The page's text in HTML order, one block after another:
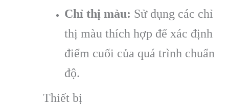
Chỉ thị màu: Sử dụng các chỉ
thị màu thích hợp để xác định
điểm cuối của quá trình chuẩn
độ.
Thiết bị